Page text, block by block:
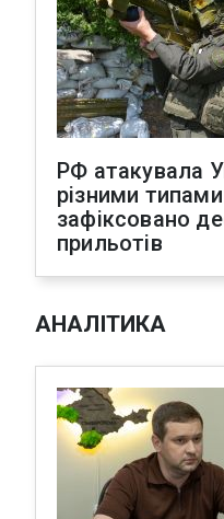
РФ атакувала
різними
зафіксовано
прильотів
АНАЛІТИКА